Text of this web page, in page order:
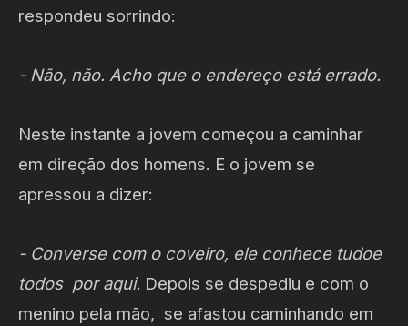
respondeu sorrindo:
- Não, não. Acho que o endereço está errado.
Neste instante a jovem começou a caminhar
em direção dos homens. E o jovem se
apressou a dizer:
- Converse com o coveiro, ele conhece tudoe
todos por aqui. Depois se despediu e com o
menino pela mão, se afastou caminhando em